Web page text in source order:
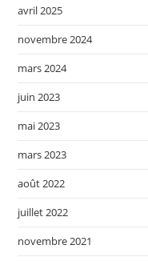
avril 2025
novembre 2024
mars 2024
juin 2023
mai 2023
mars 2023
août 2022
juillet 2022
novembre 2021